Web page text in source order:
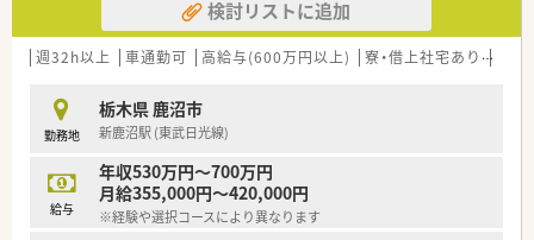
は、音声入力の薬歴･ピッキングサポートシステム･投薬カウンタ
ーに薬歴閲覧用タブレット設置など、薬剤師が安心して働く事が
出来る様に最新の機械を導入されています。
<研修制度について>
業務習得制度によるOJT・OTC店内勉強会や、中途入社社員研修、
薬剤師全体研修、新任薬局長研修など幅広い研修を整えていま
す。
また研修認定薬剤師単位取得の支援（eラーニング）
年間10万円まで学会参加やｅラーニング等に掛かる費用を会社
負担しています。
検討リストに追加
週32h以上 車通勤可 高給与(600万円以上) 寮・借上社宅あり
勤務地
栃木県 鹿沼市
新鹿沼駅 (東武日光線)
給与
年収530万円～700万円
月給355,000円～420,000円
※経験や選択コースにより異なります